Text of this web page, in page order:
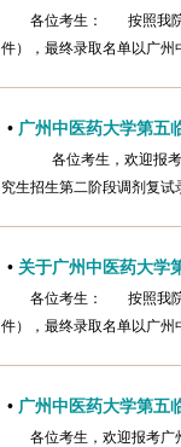
各位考生： 按照我院
件），最终录取名单以广
• 广州中医药大学第五
各位考生，欢迎报考
究生招生第二阶段调剂复
• 关于广州中医药大学
各位考生： 按照我院
件），最终录取名单以广
• 广州中医药大学第五
各位考生，欢迎报考广